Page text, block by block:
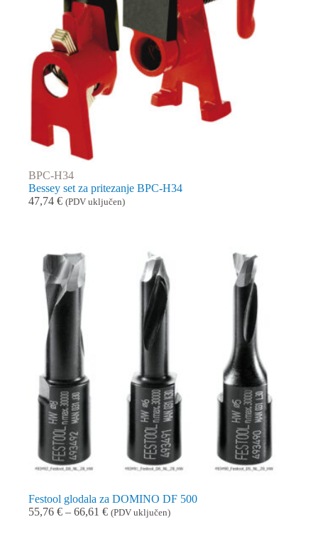
BPC-H34
Bessey set za pritezanje BPC-H34
47,74 € (PDV uključen)
Festool glodala za DOMINO DF 500
55,76 € – 66,61 €Raspon
(PDV uključen)